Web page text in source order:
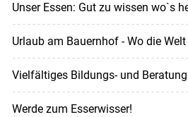
Unser Essen: Gut zu wissen wo`s
Urlaub am Bauernhof - Wo die
Vielfältiges Bildungs- und
Werde zum Esserwisser!